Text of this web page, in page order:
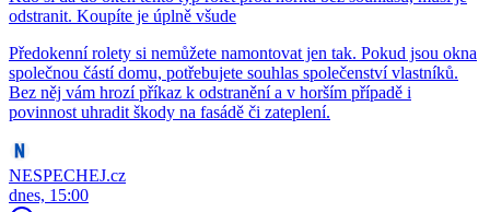
odstranit. Koupíte je úplně všude
Předokenní rolety si nemůžete namontovat jen tak. Pokud jsou okna
společnou částí domu, potřebujete souhlas společenství vlastníků.
Bez něj vám hrozí příkaz k odstranění a v horším případě i
povinnost uhradit škody na fasádě či zateplení.
NESPECHEJ.cz
dnes, 15:00